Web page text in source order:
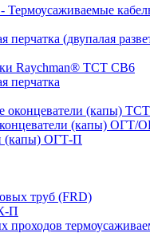
перчатка (двупалая
Raychman® ТСТ СВ6
перчатка
оконцеватели (капы)
(капы) ОГТ/
(капы) ОГТ-П
труб (FRD)
П
проходов